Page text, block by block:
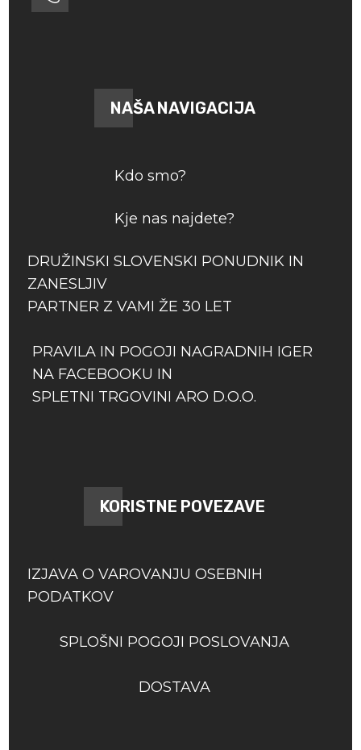
NAŠA NAVIGACIJA
Kdo smo?
Kje nas najdete?
DRUŽINSKI SLOVENSKI PONUDNIK IN
ZANESLJIV
PARTNER Z VAMI ŽE 30 LET
PRAVILA IN POGOJI NAGRADNIH IGER
NA FACEBOOKU IN
SPLETNI TRGOVINI ARO D.O.O.
KORISTNE POVEZAVE
IZJAVA O VAROVANJU OSEBNIH
PODATKOV
SPLOŠNI POGOJI POSLOVANJA
DOSTAVA